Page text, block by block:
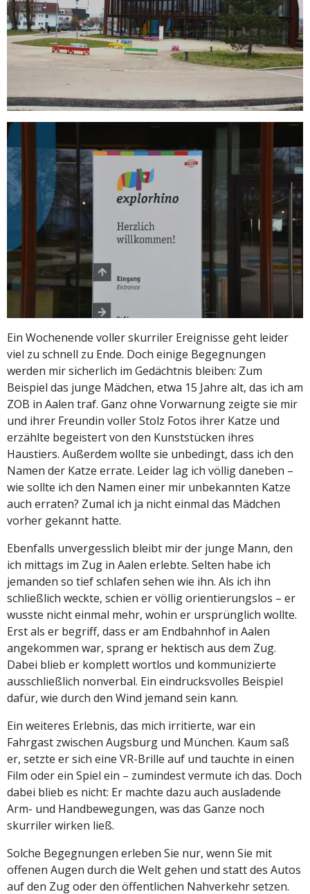
Ein Wochenende voller skurriler Ereignisse geht leider
viel zu schnell zu Ende. Doch einige Begegnungen
werden mir sicherlich im Gedächtnis bleiben: Zum
Beispiel das junge Mädchen, etwa 15 Jahre alt, das ich am
ZOB in Aalen traf. Ganz ohne Vorwarnung zeigte sie mir
und ihrer Freundin voller Stolz Fotos ihrer Katze und
erzählte begeistert von den Kunststücken ihres
Haustiers. Außerdem wollte sie unbedingt, dass ich den
Namen der Katze errate. Leider lag ich völlig daneben –
wie sollte ich den Namen einer mir unbekannten Katze
auch erraten? Zumal ich ja nicht einmal das Mädchen
vorher gekannt hatte.
Ebenfalls unvergesslich bleibt mir der junge Mann, den
ich mittags im Zug in Aalen erlebte. Selten habe ich
jemanden so tief schlafen sehen wie ihn. Als ich ihn
schließlich weckte, schien er völlig orientierungslos – er
wusste nicht einmal mehr, wohin er ursprünglich wollte.
Erst als er begriff, dass er am Endbahnhof in Aalen
angekommen war, sprang er hektisch aus dem Zug.
Dabei blieb er komplett wortlos und kommunizierte
ausschließlich nonverbal. Ein eindrucksvolles Beispiel
dafür, wie durch den Wind jemand sein kann.
Ein weiteres Erlebnis, das mich irritierte, war ein
Fahrgast zwischen Augsburg und München. Kaum saß
er, setzte er sich eine VR-Brille auf und tauchte in einen
Film oder ein Spiel ein – zumindest vermute ich das. Doch
dabei blieb es nicht: Er machte dazu auch ausladende
Arm- und Handbewegungen, was das Ganze noch
skurriler wirken ließ.
Solche Begegnungen erleben Sie nur, wenn Sie mit
offenen Augen durch die Welt gehen und statt des Autos
auf den Zug oder den öffentlichen Nahverkehr setzen.